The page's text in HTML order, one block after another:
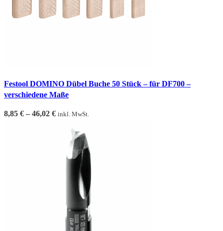
Festool DOMINO Dübel Buche 50 Stück – für DF700 –
verschiedene Maße
8,85 € – 46,02 € inkl. MwSt.